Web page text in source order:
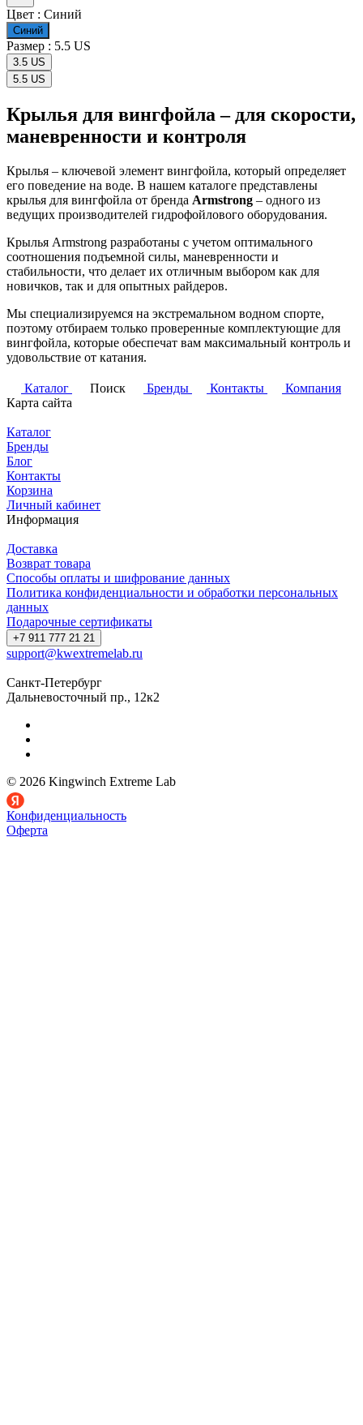
Цвет : Синий
Синий
Размер : 5.5 US
3.5 US
5.5 US
Крылья для вингфойла – для скорости,
маневренности и контроля
Крылья – ключевой элемент вингфойла, который определяет
его поведение на воде. В нашем каталоге представлены
крылья для вингфойла от бренда Armstrong – одного из
ведущих производителей гидрофойлового оборудования.
Крылья Armstrong разработаны с учетом оптимального
соотношения подъемной силы, маневренности и
стабильности, что делает их отличным выбором как для
новичков, так и для опытных райдеров.
Мы специализируемся на экстремальном водном спорте,
поэтому отбираем только проверенные комплектующие для
вингфойла, которые обеспечат вам максимальный контроль и
удовольствие от катания.
Каталог Поиск Бренды Контакты
Компания
Карта сайта
Каталог
Бренды
Блог
Контакты
Корзина
Личный кабинет
Информация
Доставка
Возврат товара
Способы оплаты и шифрование данных
Политика конфиденциальности и обработки персональных
данных
Подарочные сертификаты
+7 911 777 21 21
support@kwextremelab.ru
Санкт-Петербург
Дальневосточный пр., 12к2
© 2026 Kingwinch Extreme Lab
Конфиденциальность
Оферта